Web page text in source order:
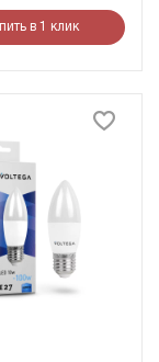
в 1 клик